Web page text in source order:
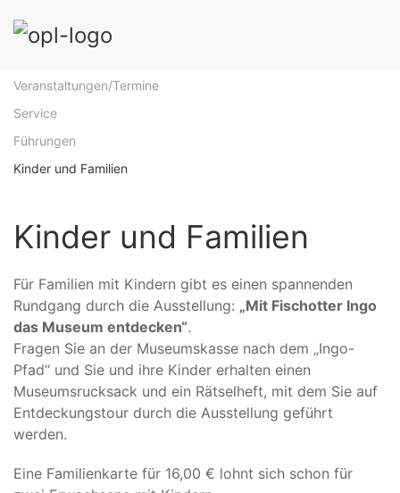
Veranstaltungen/Termine
Service
Führungen
Kinder und Familien
Kinder und Familien
Für Familien mit Kindern gibt es einen spannenden
Rundgang durch die Ausstellung: „Mit Fischotter Ingo
das Museum entdecken“.
Fragen Sie an der Museumskasse nach dem „Ingo-
Pfad“ und Sie und ihre Kinder erhalten einen
Museumsrucksack und ein Rätselheft, mit dem Sie auf
Entdeckungstour durch die Ausstellung geführt
werden.
Eine Familienkarte für 16,00 € lohnt sich schon für